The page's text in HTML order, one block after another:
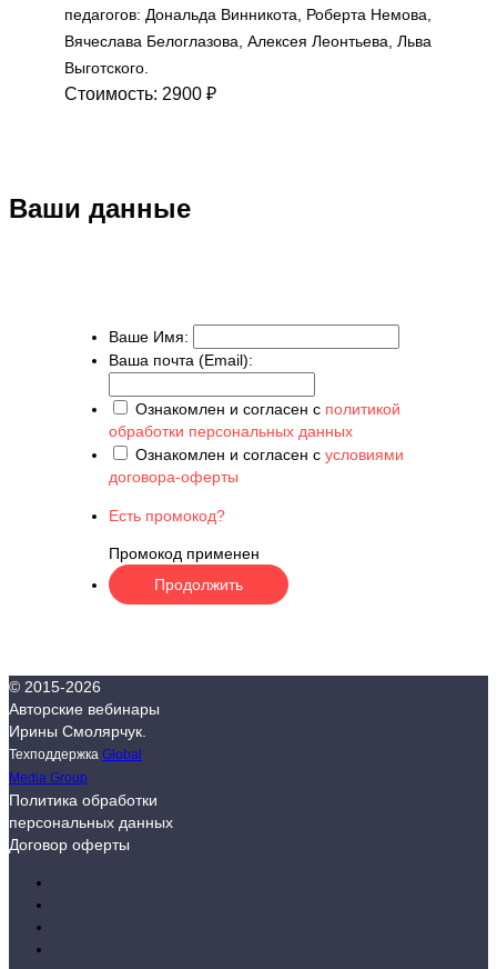
педагогов: Дональда Винникота, Роберта Немова,
Вячеслава Белоглазова, Алексея Леонтьева, Льва
Выготского.
Стоимость: 2900 ₽
Ваши данные
Ваше Имя:
Ваша почта (Email):
Ознакомлен и согласен с политикой
обработки персональных данных
Ознакомлен и согласен с условиями
договора-оферты
Есть промокод?
Промокод применен
© 2015-2026
Авторские вебинары
Ирины Смолярчук.
Техподдержка Global
Media Group
Политика обработки
персональных данных
Договор оферты